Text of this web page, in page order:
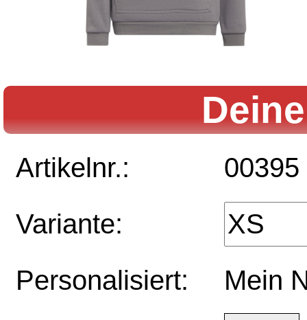
Artikelnr.:
00395
Variante:
Personalisiert:
Mein